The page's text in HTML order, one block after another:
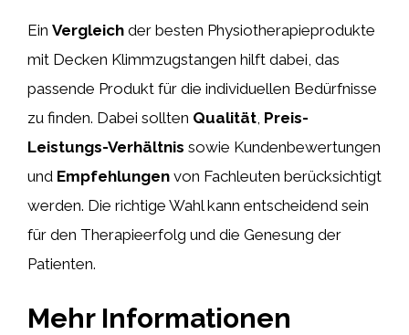
Ein Vergleich der besten Physiotherapieprodukte
mit Decken Klimmzugstangen hilft dabei, das
passende Produkt für die individuellen Bedürfnisse
zu finden. Dabei sollten Qualität, Preis-
Leistungs-Verhältnis sowie Kundenbewertungen
und Empfehlungen von Fachleuten berücksichtigt
werden. Die richtige Wahl kann entscheidend sein
für den Therapieerfolg und die Genesung der
Patienten.
Mehr Informationen